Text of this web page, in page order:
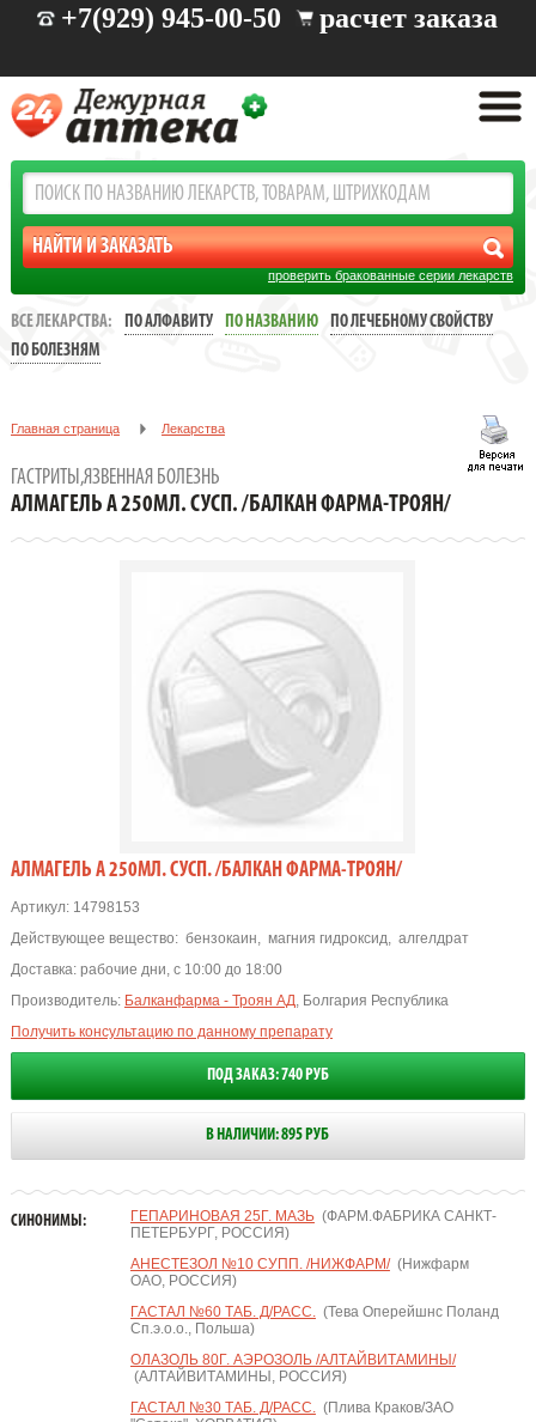
+7(929) 945-00-50 расчет заказа
проверить бракованные серии лекарств
ВСЕ ЛЕКАРСТВА: ПО АЛФАВИТУ ПО НАЗВАНИЮ
ПО ЛЕЧЕБНОМУ СВОЙСТВУ
ПО БОЛЕЗНЯМ
Главная страница Лекарства
Гастриты,язвенная болезнь
ГАСТРИТЫ,ЯЗВЕННАЯ БОЛЕЗНЬ
АЛМАГЕЛЬ А 250МЛ. СУСП. /БАЛКАН ФАРМА-ТРОЯН/
АЛМАГЕЛЬ А 250МЛ. СУСП. /БАЛКАН ФАРМА-ТРОЯН/
Артикул:14798153
Действующее вещество: бензокаин, магния гидроксид, алгелдрат
Доставка: рабочие дни, с 10:00 до 18:00
Производитель: Балканфарма - Троян АД, Болгария Республика
Получить консультацию по данному препарату
ПОД ЗАКАЗ: 740 РУБ
В НАЛИЧИИ: 895 РУБ
СИНОНИМЫ: ГЕПАРИНОВАЯ 25Г. МАЗЬ(ФАРМ.ФАБРИКА САНКТ-
ПЕТЕРБУРГ, РОССИЯ)
АНЕСТЕЗОЛ №10 СУПП. /НИЖФАРМ/(Нижфарм
ОАО, РОССИЯ)
ГАСТАЛ №60 ТАБ. Д/РАСС.(Тева Оперейшнс Поланд
Сп.э.о.о., Польша)
ОЛАЗОЛЬ 80Г. АЭРОЗОЛЬ /АЛТАЙВИТАМИНЫ/
(АЛТАЙВИТАМИНЫ, РОССИЯ)
ГАСТАЛ №30 ТАБ. Д/РАСС.(Плива Краков/ЗАО